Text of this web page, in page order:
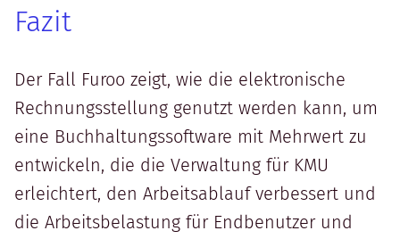
Fazit
Der Fall Furoo zeigt, wie die elektronische
Rechnungsstellung genutzt werden kann, um
eine Buchhaltungssoftware mit Mehrwert zu
entwickeln, die die Verwaltung für KMU
erleichtert, den Arbeitsablauf verbessert und
die Arbeitsbelastung für Endbenutzer und